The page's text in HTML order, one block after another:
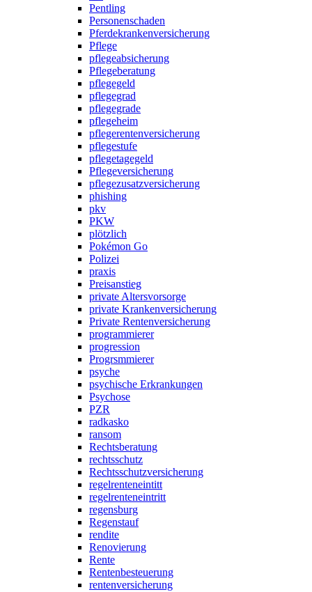
Pentling
Personenschaden
Pferdekrankenversicherung
Pflege
pflegeabsicherung
Pflegeberatung
pflegegeld
pflegegrad
pflegegrade
pflegeheim
pflegerentenversicherung
pflegestufe
pflegetagegeld
Pflegeversicherung
pflegezusatzversicherung
phishing
pkv
PKW
plötzlich
Pokémon Go
Polizei
praxis
Preisanstieg
private Altersvorsorge
private Krankenversicherung
Private Rentenversicherung
programmierer
progression
Progrsmmierer
psyche
psychische Erkrankungen
Psychose
PZR
radkasko
ransom
Rechtsberatung
rechtsschutz
Rechtsschutzversicherung
regelrenteneintitt
regelrenteneintritt
regensburg
Regenstauf
rendite
Renovierung
Rente
Rentenbesteuerung
rentenversicherung